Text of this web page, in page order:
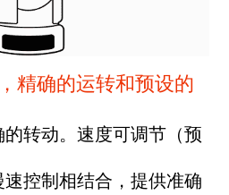
精确的运转和预设的
转动。速度可调节（预
控制相结合，提供准确